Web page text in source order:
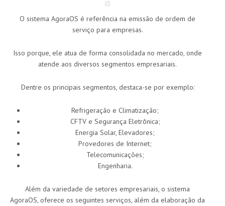
O sistema AgoraOS é referência na emissão de ordem de
serviço para empresas.
Isso porque, ele atua de forma consolidada no mercado, onde
atende aos diversos segmentos empresariais.
Dentre os principais segmentos, destaca-se por exemplo:
Refrigeração e Climatização;
CFTV e Segurança Eletrônica;
Energia Solar, Elevadores;
Provedores de Internet;
Telecomunicações;
Engenharia.
Além da variedade de setores empresariais, o sistema
AgoraOS, oferece os seguintes serviços, além da elaboração da